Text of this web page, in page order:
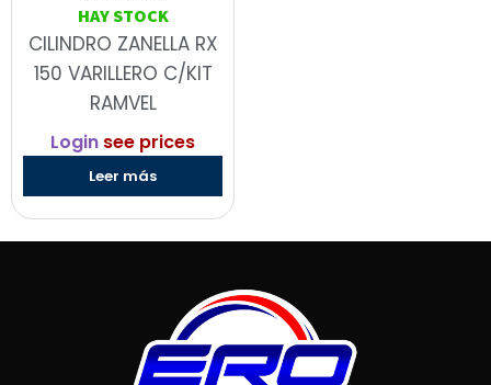
HAY STOCK
CILINDRO ZANELLA RX
150 VARILLERO C/KIT
RAMVEL
Login see prices
Leer más